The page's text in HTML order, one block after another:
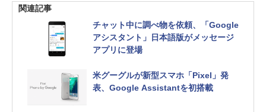
関連記事
チャット中に調べ物を依頼、「Google
アシスタント」日本語版がメッセージ
アプリに登場
米グーグルが新型スマホ「Pixel」発
表、Google Assistantを初搭載